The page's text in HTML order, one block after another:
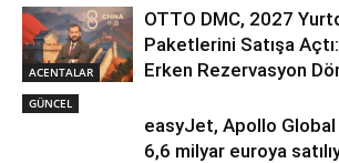
ACENTALAR
OTTO DMC, 2027
Paketlerini Satışa
Erken Rezervasyon
GÜNCEL
easyJet, Apollo Global
6,6 milyar euroya